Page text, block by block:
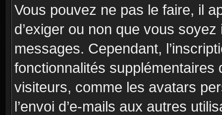
Vous pouvez ne pas le faire, il
d’exiger ou non que vous
messages. Cependant,
fonctionnalités
visiteurs, comme les avatars
l’envoi d’e-mails aux autres